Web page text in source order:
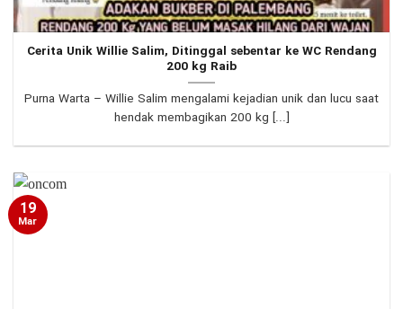
Cerita Unik Willie Salim, Ditinggal sebentar ke WC Rendang
200 kg Raib
Purna Warta – Willie Salim mengalami kejadian unik dan lucu saat
hendak membagikan 200 kg [...]
19
Mar